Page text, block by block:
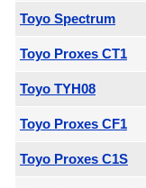
Toyo Spectrum
Toyo Proxes CT1
Toyo TYH08
Toyo Proxes CF1
Toyo Proxes C1S